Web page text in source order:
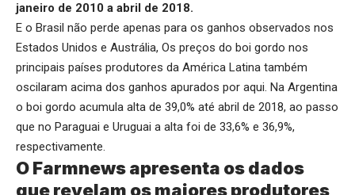
janeiro de 2010 a abril de 2018.
E o Brasil não perde apenas para os ganhos observados nos
Estados Unidos e Austrália, Os preços do boi gordo nos
principais países produtores da América Latina também
oscilaram acima dos ganhos apurados por aqui. Na Argentina
o boi gordo acumula alta de 39,0% até abril de 2018, ao passo
que no Paraguai e Uruguai a alta foi de 33,6% e 36,9%,
respectivamente.
O Farmnews apresenta os dados
que revelam os maiores produtores